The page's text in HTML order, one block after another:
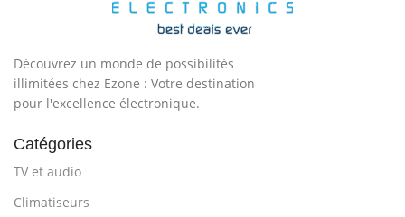
Découvrez un monde de possibilités
illimitées chez Ezone : Votre destination
pour l'excellence électronique.
Catégories
TV et audio
Climatiseurs